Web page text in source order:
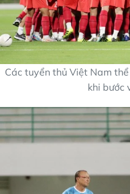
Các tuyển thủ Việt Nam
khi bước